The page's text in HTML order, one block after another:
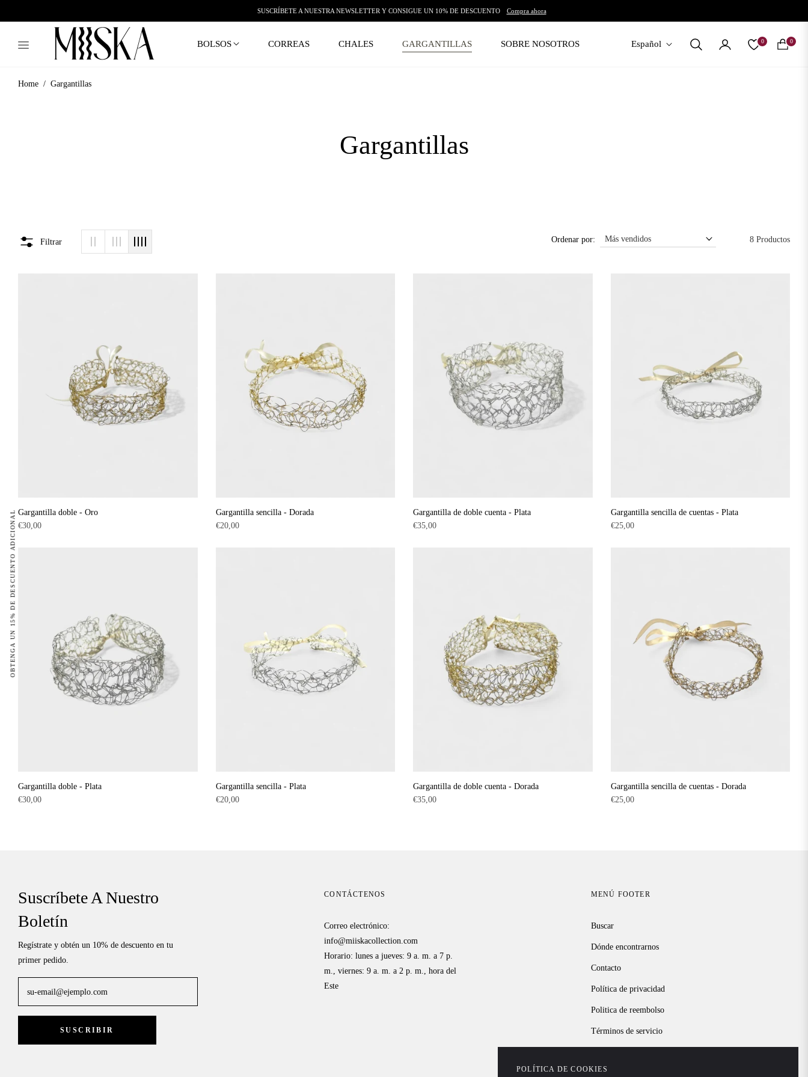
SUSCRÍBETE A NUESTRA NEWSLETTER Y CONSIGUE UN 10% DE DESCUENTO Compra ahora
BOLSOS CORREAS CHALES GARGANTILLAS SOBRE NOSOTROS Español 0 0
Carrito
OBTENGA UN 15% DE DESCUENTO ADICIONAL
Home / Gargantillas
Colección:
Gargantillas
Filtrar Ordenar por: 8 Productos
Gargantilla doble - Oro
Precio
€30,00
Gargantilla sencilla - Dorada
Precio
€20,00
Gargantilla de doble cuenta - Plata
Precio
€35,00
Gargantilla sencilla de cuentas - Plata
Precio
€25,00
Gargantilla doble - Plata
Precio
€30,00
Gargantilla sencilla - Plata
Precio
€20,00
Gargantilla de doble cuenta - Dorada
Precio
€35,00
Gargantilla sencilla de cuentas - Dorada
Precio
€25,00
Suscríbete A Nuestro
Boletín
Regístrate y obtén un 10% de descuento en tu
primer pedido.
su-email@ejemplo.com
SUSCRIBIR
CONTÁCTENOS
Correo electrónico:
info@miiskacollection.com
Horario: lunes a jueves: 9 a. m. a 7 p.
m., viernes: 9 a. m. a 2 p. m., hora del
Este
MENÚ FOOTER
Buscar
Dónde encontrarnos
Contacto
Política de privacidad
Politica de reembolso
Términos de servicio
POLÍTICA DE COOKIES